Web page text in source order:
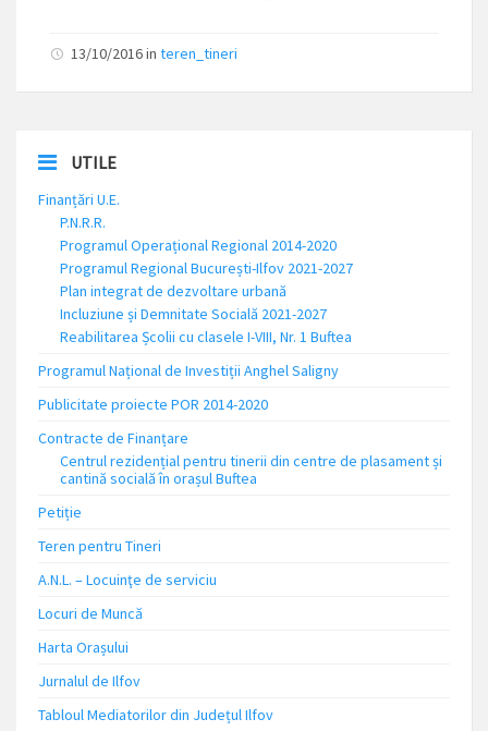
13/10/2016in teren_tineri
UTILE
Finanțări U.E.
P.N.R.R.
Programul Operațional Regional 2014-2020
Programul Regional București-Ilfov 2021-2027
Plan integrat de dezvoltare urbană
Incluziune și Demnitate Socială 2021-2027
Reabilitarea Școlii cu clasele I-VIII, Nr. 1 Buftea
Programul Național de Investiții Anghel Saligny
Publicitate proiecte POR 2014-2020
Contracte de Finanțare
Centrul rezidențial pentru tinerii din centre de plasament și
cantină socială în orașul Buftea
Petiție
Teren pentru Tineri
A.N.L. – Locuinţe de serviciu
Locuri de Muncă
Harta Orașului
Jurnalul de Ilfov
Tabloul Mediatorilor din Județul Ilfov